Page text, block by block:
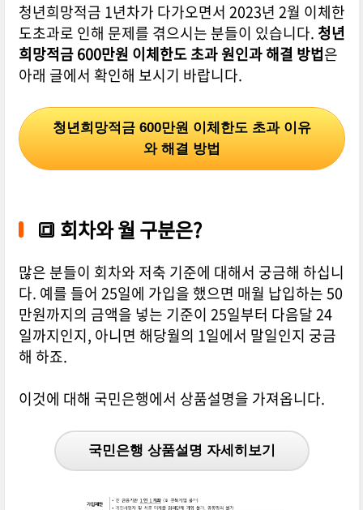
청년희망적금 1년차가 다가오면서 2023년 2월 이체한
도초과로 인해 문제를 겪으시는 분들이 있습니다. 청년
희망적금 600만원 이체한도 초과 원인과 해결 방법은
아래 글에서 확인해 보시기 바랍니다.
청년희망적금 600만원 이체한도 초과 이유
와 해결 방법
🔳 회차와 월 구분은?
많은 분들이 회차와 저축 기준에 대해서 궁금해 하십니
다. 예를 들어 25일에 가입을 했으면 매월 납입하는 50
만원까지의 금액을 넣는 기준이 25일부터 다음달 24
일까지인지, 아니면 해당월의 1일에서 말일인지 궁금
해 하죠.
이것에 대해 국민은행에서 상품설명을 가져옵니다.
국민은행 상품설명 자세히보기